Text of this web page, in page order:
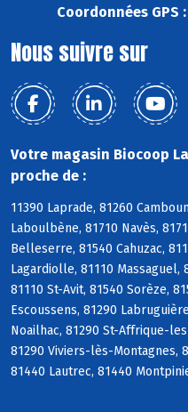
Coordonnées GPS :
Nous suivre sur
Votre magasin Biocoop
proche de :
11390 Laprade, 81260
Laboulbène, 81710 Navès,
Belleserre, 81540 Cahuzac,
Lagardiolle, 81110 Massaguel,
81110 St-Avit, 81540 Sorèze,
Escoussens, 81290
Noailhac, 81290 St-Affrique-
81290 Viviers-lès-Montagnes,
81440 Lautrec, 81440